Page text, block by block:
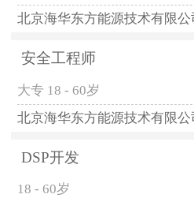
北京海华东方能源技术有限公
安全工程师
大专 18 - 60岁
北京海华东方能源技术有限公
DSP开发
18 - 60岁